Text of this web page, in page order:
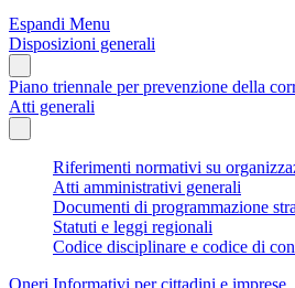
Espandi Menu
Disposizioni generali
Piano triennale per prevenzione della
Atti generali
Riferimenti normativi su
Atti amministrativi generali
Documenti di programmazione
Statuti e leggi regionali
Codice disciplinare e codice di
Oneri Informativi per cittadini e imprese